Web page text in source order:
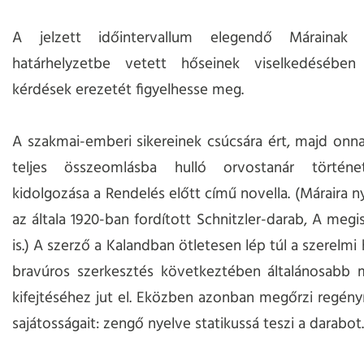
A jelzett időintervallum elegendő Márainak
határhelyzetbe vetett hőseinek
kérdések erezetét figyelhesse meg.
A szakmai-emberi sikereinek csúcsára ért, majd
teljes összeomlásba hulló orvostanár
kidolgozása a Rendelés előtt című novella. (Máraira
az általa 1920-ban fordított Schnitzler-darab, A
is.) A szerző a Kalandban ötletesen lép túl a szerelmi
bravúros szerkesztés következtében általánosabb
kifejtéséhez jut el. Eközben azonban megőrzi
sajátosságait: zengő nyelve statikussá teszi a darabot.